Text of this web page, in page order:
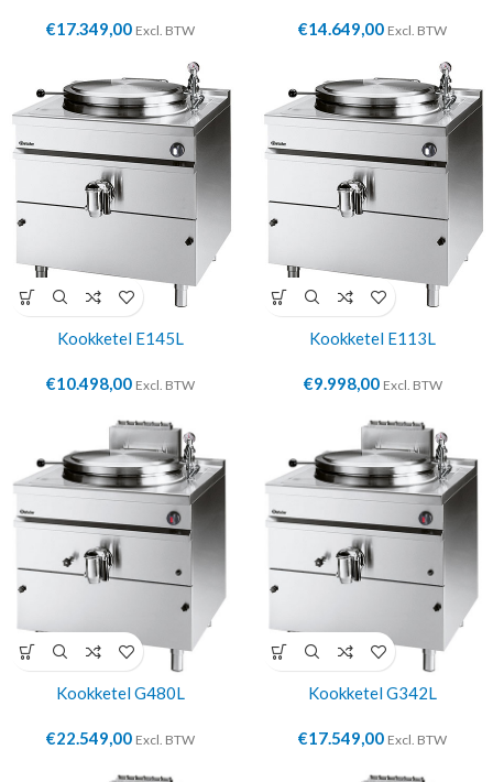
€17.349,00 Excl. BTW €14.649,00 Excl. BTW
Kookketel E145L
€10.498,00 Excl. BTW
Kookketel E113L
€9.998,00 Excl. BTW
Kookketel G480L
€22.549,00 Excl. BTW
Kookketel G342L
€17.549,00 Excl. BTW